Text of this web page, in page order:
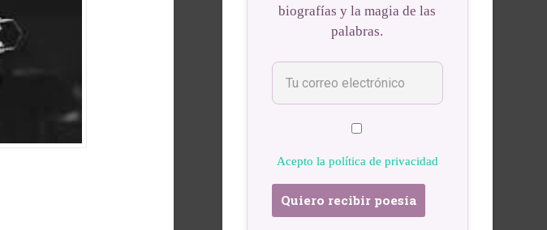
biografías y la magia de las
palabras.
Acepto la política de privacidad